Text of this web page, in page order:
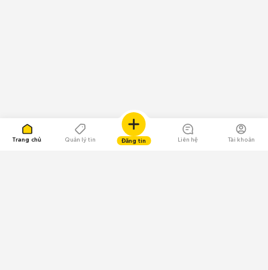
Trang chủ Quản lý tin Đăng tin Liên hệ Tài khoản